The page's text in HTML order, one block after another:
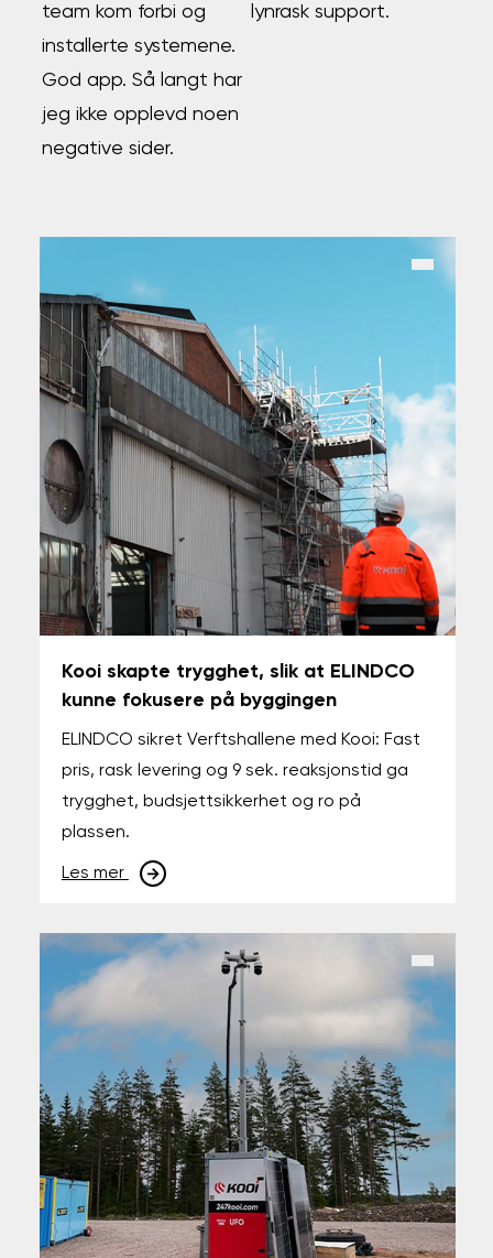
team kom forbi og
installerte systemene.
God app. Så langt har
jeg ikke opplevd noen
negative sider.
lynrask support.
Kooi skapte trygghet, slik at ELINDCO
kunne fokusere på byggingen
ELINDCO sikret Verftshallene med Kooi: Fast
pris, rask levering og 9 sek. reaksjonstid ga
trygghet, budsjettsikkerhet og ro på
plassen.
Les mer